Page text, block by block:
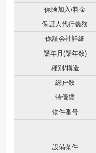
保険加入/料金
保証人代行義務
保証会社詳細
築年月(築年数)
種別/構造
総戸数
特優賃
物件番号
設備条件